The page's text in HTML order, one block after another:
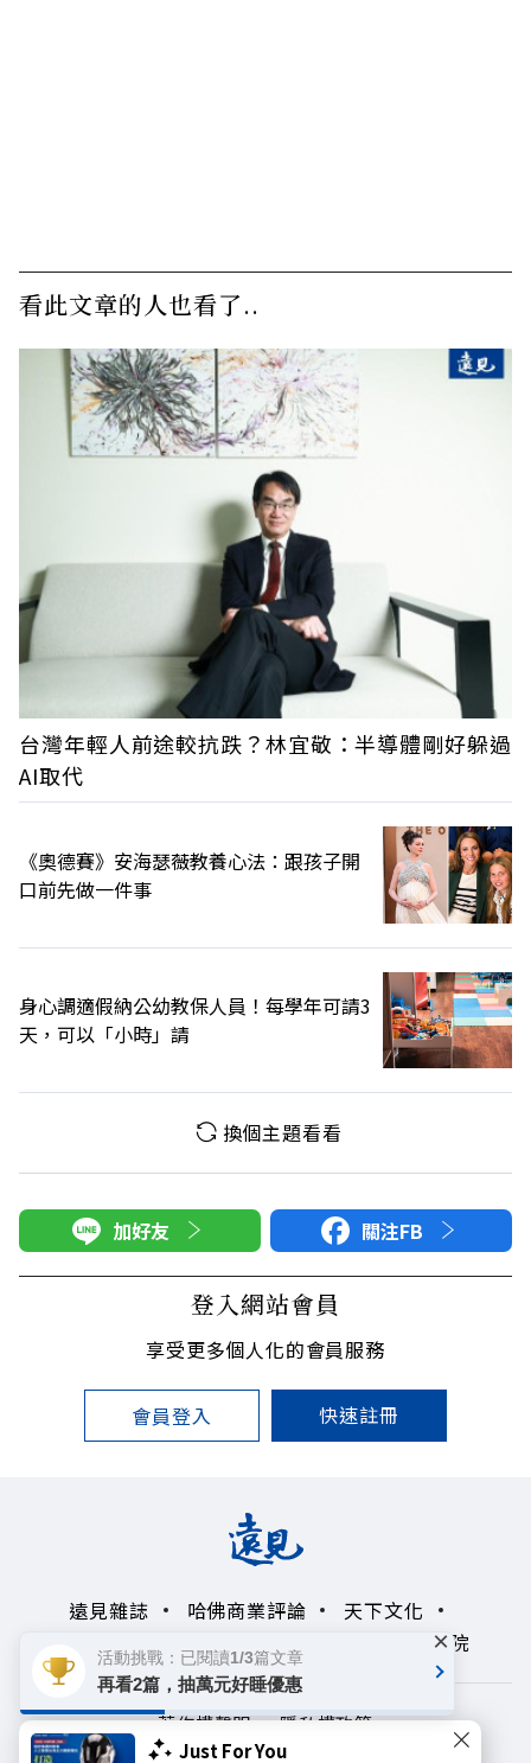
Just For You
看此文章的人也看了..
台灣年輕人前途較抗跌？林宜敬：半導體剛好躲過
AI取代
《奧德賽》安海瑟薇教養心法：跟孩子開
口前先做一件事
身心調適假納公幼教保人員！每學年可請3
天，可以「小時」請
換個主題看看
加好友 關注FB
登入網站會員
享受更多個人化的會員服務
會員登入 快速註冊
遠見雜誌 哈佛商業評論
天下文化
未來親子學習平台
領導影響力學院
著作權聲明
隱私權政策
活動挑戰：已閱讀1/3篇文章
再看2篇，抽萬元好睡優惠
×